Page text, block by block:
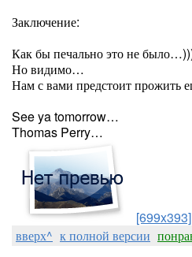
Заключение:
Как бы печально это не
Но видимо…
Нам с вами предстоит прожить
See ya tomorrow…
Thomas Perry…
[699x393]
вверх^ к полной версии